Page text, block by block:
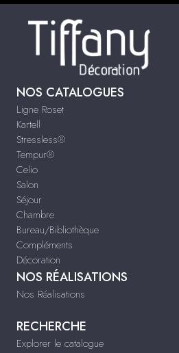
NOS CATALOGUES
Ligne Roset
Kartell
Stressless®
Tempur®
Celio
Salon
Séjour
Chambre
Bureau/Bibliothèque
Compléments
Décoration
NOS RÉALISATIONS
Nos Réalisations
RECHERCHE
Explorer le catalogue